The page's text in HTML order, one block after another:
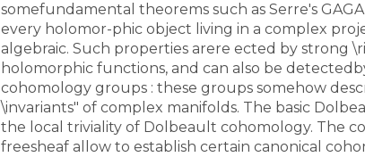
somefundamental theorems such as Serre's
every holomor-phic object living in a complex
algebraic. Such properties arere ected by strong
holomorphic functions, and can also be
cohomology groups : these groups somehow
\invariants" of complex manifolds. The basic
the local triviality of Dolbeault cohomology. The
freesheaf allow to establish certain canonical